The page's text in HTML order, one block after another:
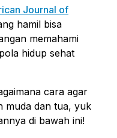
Journal of
hamil bisa
memahami
hidup sehat
cara agar
muda dan tua, yuk
di bawah ini!